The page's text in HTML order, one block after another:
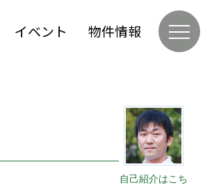
イベント 物件情報
自己紹介はこち